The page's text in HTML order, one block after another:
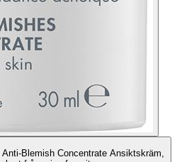
Blemish Concentrate Ansiktskräm,